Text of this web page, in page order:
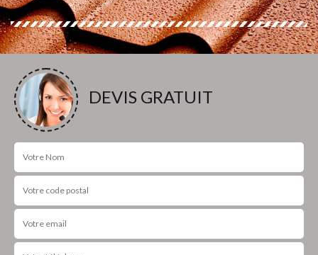
DEVIS GRATUIT